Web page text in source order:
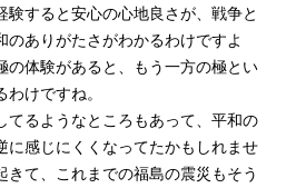
験すると安心の心地良さが、戦争と
のありがたさがわかるわけですよ
の体験があると、もう一方の極とい
けですね。
てるようなところもあって、平和の
に感じにくくなってたかもしれませ
きて、これまでの福島の震災もそう